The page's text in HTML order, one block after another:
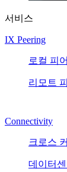
서비스
IX Peering
로컬 피
리모트
Connectivity
크로스
데이터